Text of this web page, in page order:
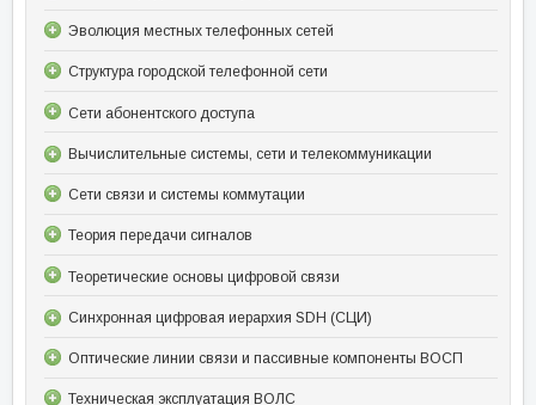
Эволюция местных телефонных сетей
Структура городской телефонной сети
Сети абонентского доступа
Вычислительные системы, сети и телекоммуникации
Сети связи и системы коммутации
Теория передачи сигналов
Теоретические основы цифровой связи
Синхронная цифровая иерархия SDH (СЦИ)
Оптические линии связи и пассивные компоненты ВОСП
Техническая эксплуатация ВОЛС